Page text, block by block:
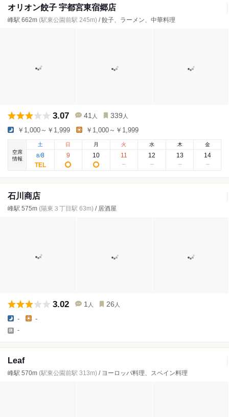
オリオン餃子 宇都宮東宿郷店
峰駅 662m (駅東公園前駅 245m) / 餃子、ラーメン、中華料理
3.07 41 人 339 人
￥1,000～￥1,999 ￥1,000～￥1,999
空席
情報
土
8/8
日
9
月
10
火
11
水
12
木
13
金
14
石川商店
峰駅 575m (陽東３丁目駅 63m) / 居酒屋
3.02 1 人 26 人
- -
-
Leaf
峰駅 570m (駅東公園前駅 313m) / ヨーロッパ料理、スペイン料理